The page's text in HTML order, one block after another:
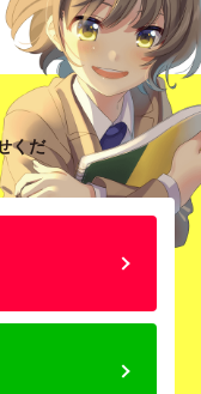
くだ